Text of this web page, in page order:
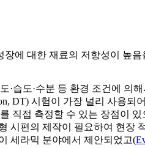
에 대한 재료의 저항성이 높음
·습도·수분 등 환경 조건에 의
DT) 시험이 가장 널리 사용되
직접 측정할 수 있는 장점이
시편의 제작이 필요하여 현장
세라믹 분야에서 제안되었고(